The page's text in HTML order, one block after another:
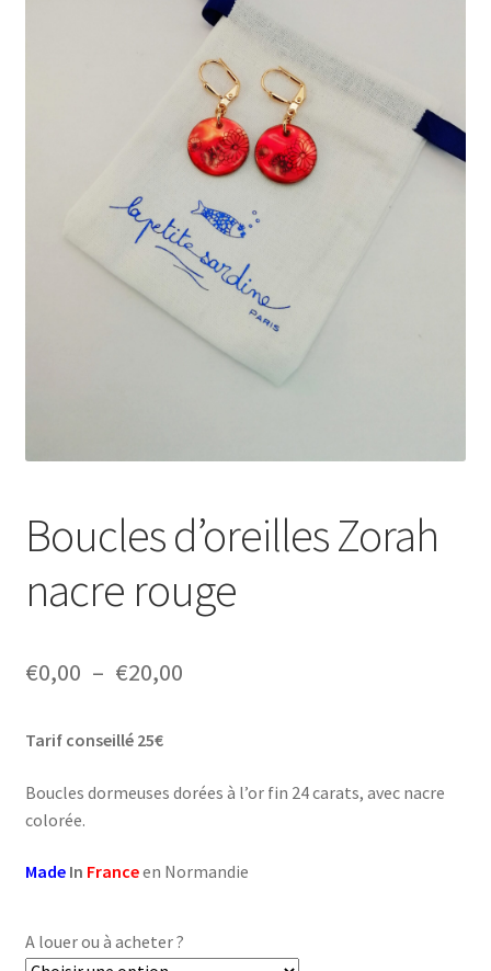
Boucles d’oreilles Zorah
nacre rouge
€0,00 – €20,00Plage
€0,00
€20,00
Tarif conseillé 25€
Boucles dormeuses dorées à l’or fin 24 carats, avec nacre
colorée.
MadeIn Franceen Normandie
A louer ou à acheter ?